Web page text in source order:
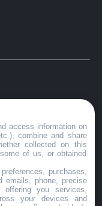
access information on
combine and share
collected on this
of us, or obtained
purchases,
emails, phone, precise
you services,
your devices and